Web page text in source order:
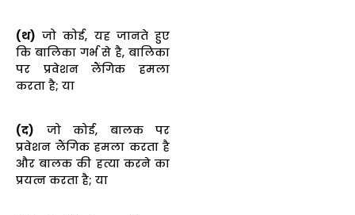
(थ) जो कोई, यह जानते हुए
कि बालिका गर्भ से है, बालिका
पर प्रवेशन लैंगिक हमला
करता है; या
(द) जो कोई, बालक पर
प्रवेशन लैंगिक हमला करता है
और बालक की हत्या करने का
प्रयत्न करता है; या